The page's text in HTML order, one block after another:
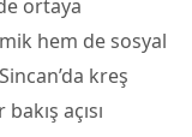
ortaya
hem de sosyal
kreş
açısı